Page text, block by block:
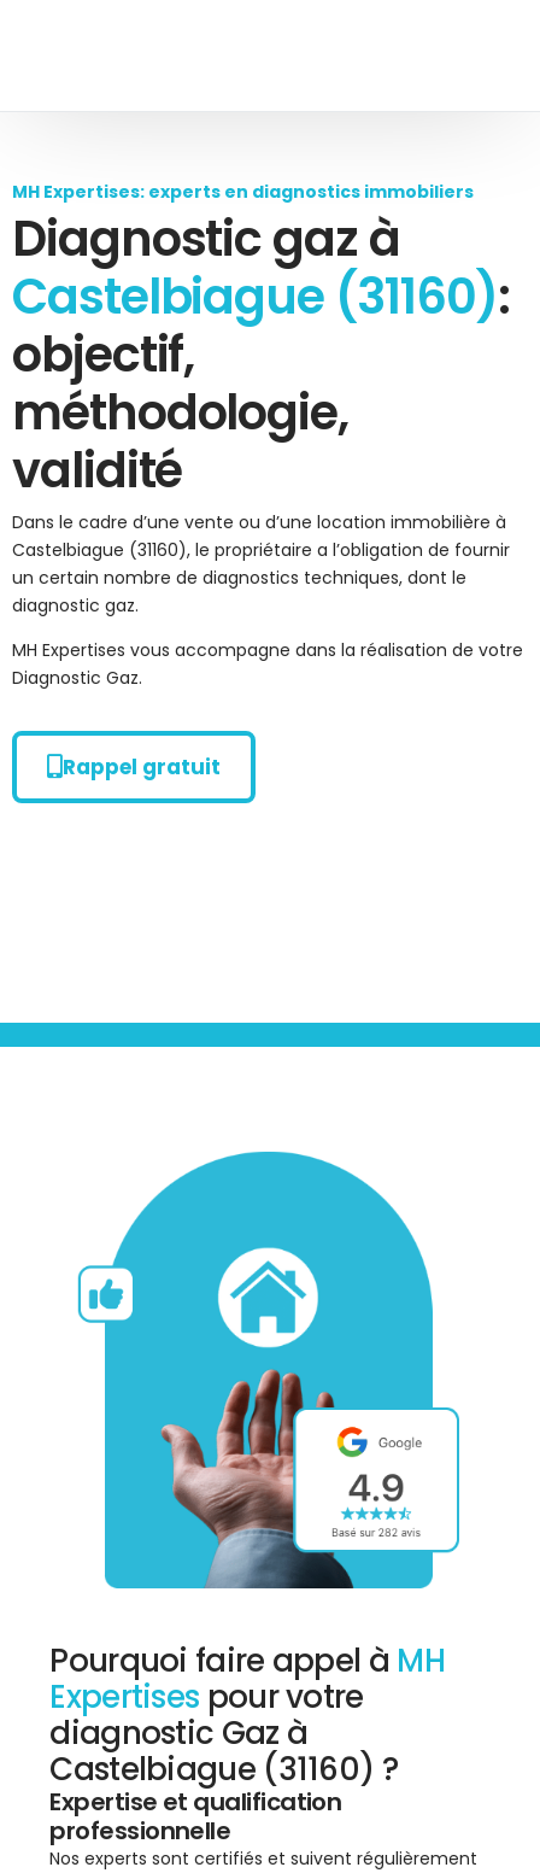
MH Expertises: experts en diagnostics immobiliers
Diagnostic gaz à
Castelbiague (31160):
objectif,
méthodologie,
validité
Dans le cadre d’une vente ou d’une location immobilière à
Castelbiague (31160), le propriétaire a l’obligation de fournir
un certain nombre de diagnostics techniques, dont le
diagnostic gaz.
MH Expertises vous accompagne dans la réalisation de votre
Diagnostic Gaz.
Rappel gratuit
Pourquoi faire appel à MH
Expertises pour votre
diagnostic Gaz à
Castelbiague (31160) ?
Expertise et qualification
professionnelle
Nos experts sont certifiés et suivent régulièrement